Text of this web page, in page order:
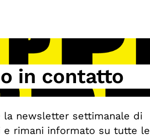
in contatto
la newsletter settimanale di
e rimani informato su tutte le